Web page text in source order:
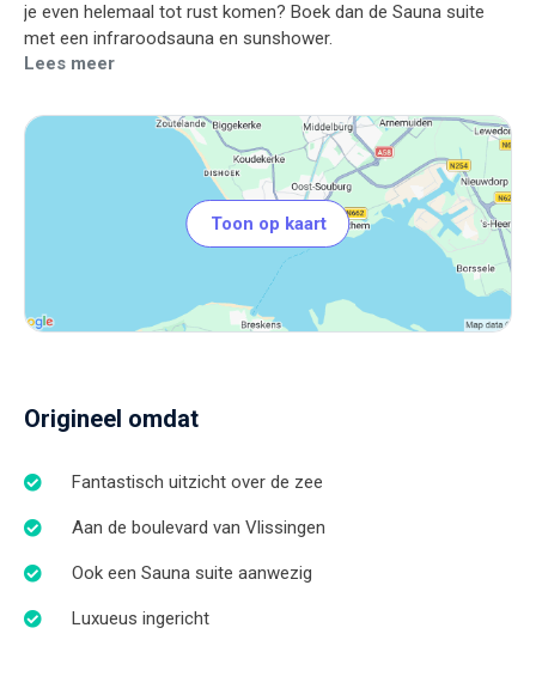
je even helemaal tot rust komen? Boek dan de Sauna suite
Lees meer
Toon op kaart
Origineel omdat
Fantastisch uitzicht over de zee
Aan de boulevard van Vlissingen
Ook een Sauna suite aanwezig
Luxueus ingericht